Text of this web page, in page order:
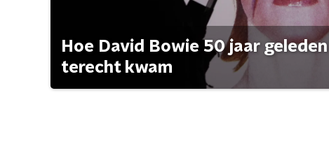
Hoe David Bowie 50 jaar
terecht kwam